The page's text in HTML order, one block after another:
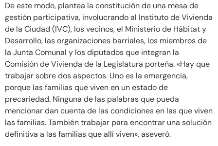
De este modo, plantea la constitución de una mesa de
gestión participativa, involucrando al Instituto de Vivienda
de la Ciudad (IVC), los vecinos, el Ministerio de Hábitat y
Desarrollo, las organizaciones barriales, los miembros de
la Junta Comunal y los diputados que integran la
Comisión de Vivienda de la Legislatura porteña. «Hay que
trabajar sobre dos aspectos. Uno es la emergencia,
porque las familias que viven en un estado de
precariedad. Ninguna de las palabras que pueda
mencionar dan cuenta de las condiciones en las que viven
las familias. También trabajar para encontrar una solución
definitiva a las familias que allí viven», aseveró.